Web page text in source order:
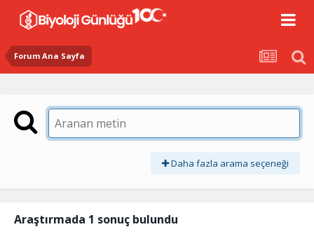
Forum Ana Sayfa
Daha fazla arama seçeneği
Araştırmada 1 sonuç bulundu